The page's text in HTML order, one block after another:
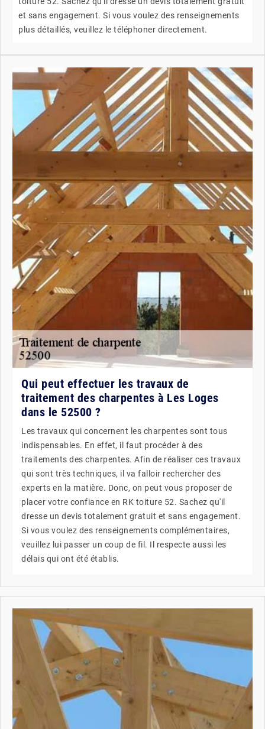
et sans engagement. Si vous voulez des renseignements
plus détaillés, veuillez le téléphoner directement.
Qui peut effectuer les travaux de
traitement des charpentes à Les Loges
dans le 52500 ?
Les travaux qui concernent les charpentes sont tous
indispensables. En effet, il faut procéder à des
traitements des charpentes. Afin de réaliser ces travaux
qui sont très techniques, il va falloir rechercher des
experts en la matière. Donc, on peut vous proposer de
placer votre confiance en RK toiture 52. Sachez qu'il
dresse un devis totalement gratuit et sans engagement.
Si vous voulez des renseignements complémentaires,
veuillez lui passer un coup de fil. Il respecte aussi les
délais qui ont été établis.